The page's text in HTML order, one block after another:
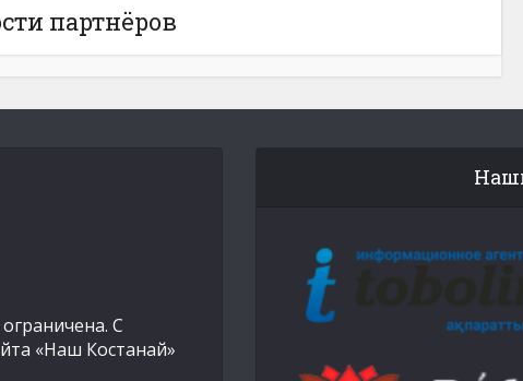
партнёров
С
«Наш Костанай»